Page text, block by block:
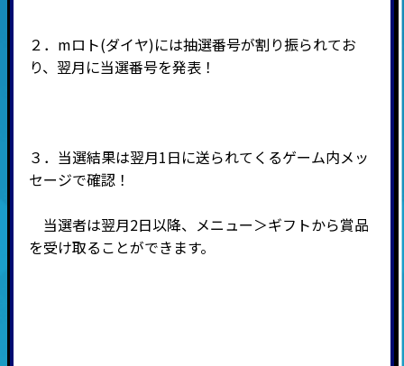
２．mロト(ダイヤ)には抽選番号が割り振られてお
り、翌月に当選番号を発表！
３．当選結果は翌月1日に送られてくるゲーム内メッ
セージで確認！
当選者は翌月2日以降、メニュー＞ギフトから賞品
を受け取ることができます。